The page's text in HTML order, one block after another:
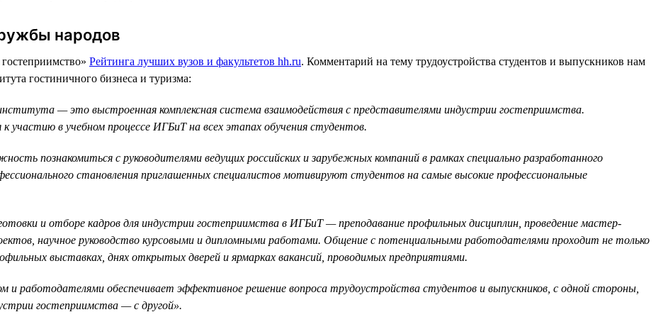
народов
Рейтинга лучших вузов и факультетов hh.ru. Комментарий на тему трудоустройства студентов и выпускников нам
гостиничного бизнеса и туризма:
— это выстроенная комплексная система взаимодействия с представителями индустрии гостеприимства.
участию в учебном процессе ИГБиТ на всех этапах обучения студентов.
познакомиться с руководителями ведущих российских и зарубежных компаний в рамках специально разработанного
становления приглашенных специалистов мотивируют студентов на самые высокие профессиональные
и отборе кадров для индустрии гостеприимства в ИГБиТ — преподавание профильных дисциплин, проведение мастер-
научное руководство курсовыми и дипломными работами. Общение с потенциальными работодателями проходит не только
выставках, днях открытых дверей и ярмарках вакансий, проводимых предприятиями.
работодателями обеспечивает эффективное решение вопроса трудоустройства студентов и выпускников, с одной стороны,
гостеприимства — с другой».